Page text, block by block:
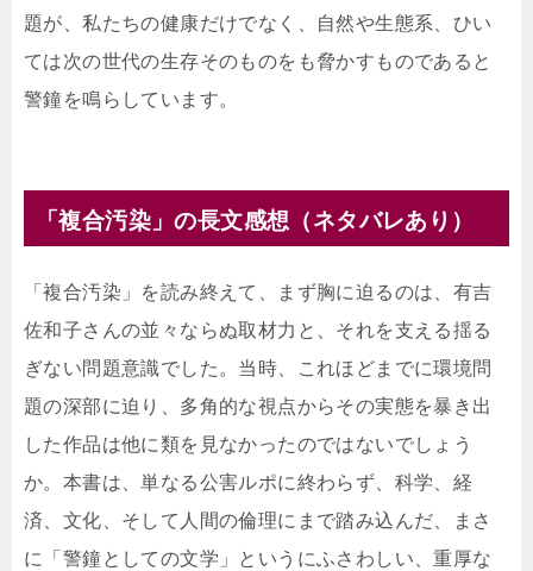
題が、私たちの健康だけでなく、自然や生態系、ひい
ては次の世代の生存そのものをも脅かすものであると
警鐘を鳴らしています。
「複合汚染」の長文感想（ネタバレあり）
「複合汚染」を読み終えて、まず胸に迫るのは、有吉
佐和子さんの並々ならぬ取材力と、それを支える揺る
ぎない問題意識でした。当時、これほどまでに環境問
題の深部に迫り、多角的な視点からその実態を暴き出
した作品は他に類を見なかったのではないでしょう
か。本書は、単なる公害ルポに終わらず、科学、経
済、文化、そして人間の倫理にまで踏み込んだ、まさ
に「警鐘としての文学」というにふさわしい、重厚な